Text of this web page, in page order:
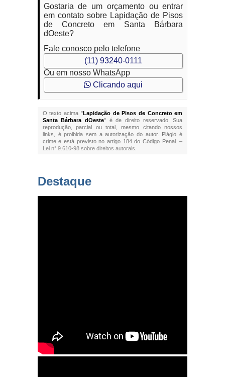
Gostaria de um orçamento ou entrar
em contato sobre Lapidação de Pisos
de Concreto em Santa Bárbara
dOeste?
Fale conosco pelo telefone
(11) 93240-0111
Ou em nosso WhatsApp
Clicando aqui
O texto acima "Lapidação de Pisos de Concreto em
Santa Bárbara dOeste" é de direito reservado. Sua
reprodução, parcial ou total, mesmo citando nossos
links, é proibida sem a autorização do autor. Plágio é
crime e está previsto no artigo 184 do Código Penal. –
Lei n° 9.610-98 sobre direitos autorais
Destaque